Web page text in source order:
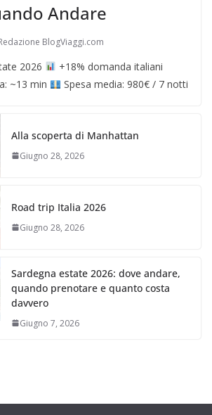
Andare
BlogViaggi.com
2026
+18% domanda italiani
~13 min
Spesa media: 980€ / 7 notti
Alla scoperta di Manhattan
Giugno 28, 2026
Road trip Italia 2026
Giugno 28, 2026
Sardegna estate 2026: dove andare,
quando prenotare e quanto costa
davvero
Giugno 7, 2026